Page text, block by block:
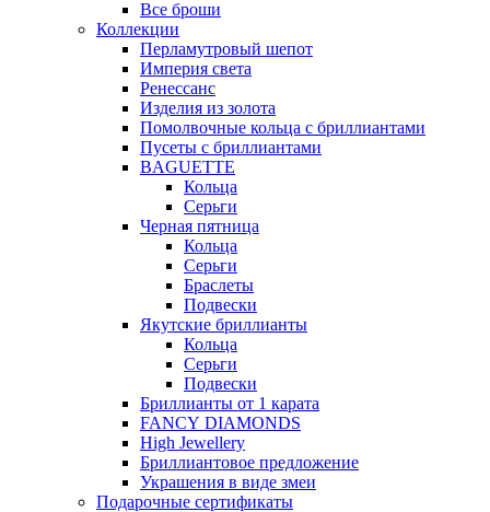
Все броши
Коллекции
Перламутровый шепот
Империя света
Ренессанс
Изделия из золота
Помолвочные кольца с бриллиантами
Пусеты с бриллиантами
BAGUETTE
Кольца
Серьги
Черная пятница
Кольца
Серьги
Браслеты
Подвески
Якутские бриллианты
Кольца
Серьги
Подвески
Бриллианты от 1 карата
FANCY DIAMONDS
High Jewellery
Бриллиантовое предложение
Украшения в виде змеи
Подарочные сертификаты